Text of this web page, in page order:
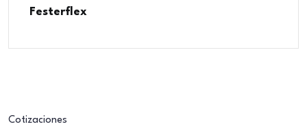
Festerflex
Cotizaciones